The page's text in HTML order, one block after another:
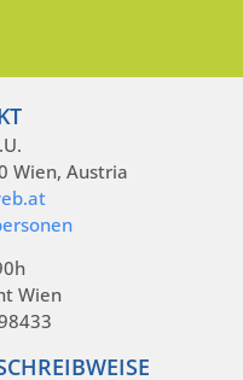
Wien, Austria
Wien